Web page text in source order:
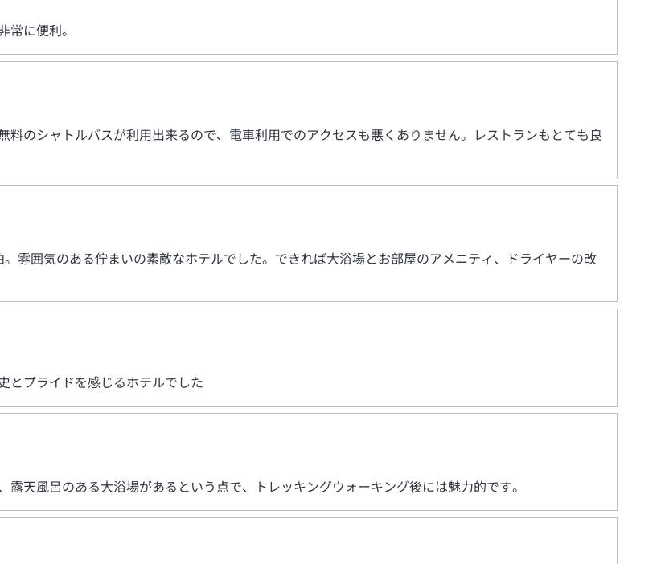
常に便利。
のシャトルバスが利用出来るので、電車利用でのアクセスも悪くありません。レストランもとても良
雰囲気のある佇まいの素敵なホテルでした。できれば大浴場とお部屋のアメニティ、ドライヤーの改
とプライドを感じるホテルでした
天風呂のある大浴場があるという点で、トレッキングウォーキング後には魅力的です。